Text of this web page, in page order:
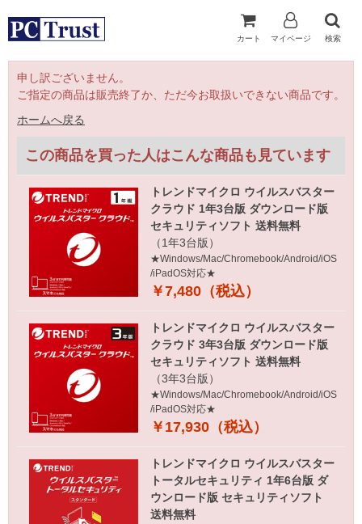
カート マイページ 検索
申し訳ございません。
ご指定の商品は販売終了か、ただ今お取扱いできない商品です。
ホームへ戻る
この商品を買った人はこんな商品も見ています
トレンドマイクロ ウイルスバスター
クラウド 1年3台版 ダウンロード版
セキュリティソフト 送料無料
（1年3台版）
★Windows/Mac/Chromebook/Android/iOS
/iPadOS対応★
￥7,480（税込）
トレンドマイクロ ウイルスバスター
クラウド 3年3台版 ダウンロード版
セキュリティソフト 送料無料
（3年3台版）
★Windows/Mac/Chromebook/Android/iOS
/iPadOS対応★
￥17,930（税込）
トレンドマイクロ ウイルスバスター
トータルセキュリティ 1年6台版 ダ
ウンロード版 セキュリティソフト
送料無料